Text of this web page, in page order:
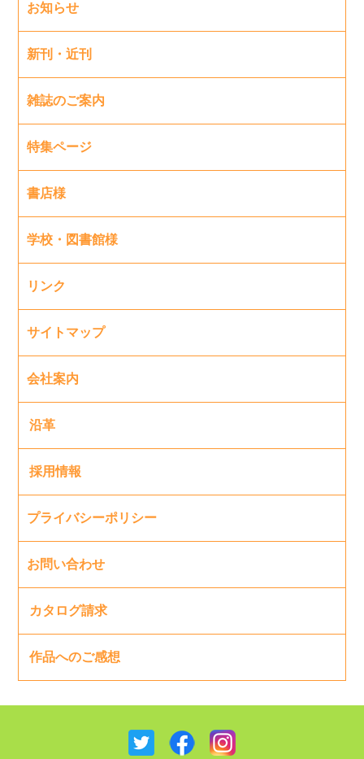
お知らせ
新刊・近刊
雑誌のご案内
特集ページ
書店様
学校・図書館様
リンク
サイトマップ
会社案内
沿革
採用情報
プライバシーポリシー
お問い合わせ
カタログ請求
作品へのご感想